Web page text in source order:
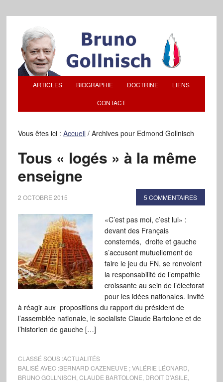
ARTICLES BIOGRAPHIE DOCTRINE LIENS
CONTACT
Vous êtes ici : Accueil /Archives pour Edmond Gollnisch
Tous « logés » à la même
enseigne
2 OCTOBRE 2015 5 COMMENTAIRES
«C’est pas moi, c’est lui» :
devant des Français
consternés, droite et gauche
s’accusent mutuellement de
faire le jeu du FN, se renvoient
la responsabilité de l’empathie
croissante au sein de l’électorat
pour les idées nationales. Invité
à réagir aux propositions du rapport du président de
l’assemblée nationale, le socialiste Claude Bartolone et de
l’historien de gauche […]
CLASSÉ SOUS :ACTUALITÉS
BALISÉ AVEC :BERNARD CAZENEUVE ; VALÉRIE LÉONARD
BRUNO GOLLNISCH CLAUDE BARTOLONE DROIT D’ASILE